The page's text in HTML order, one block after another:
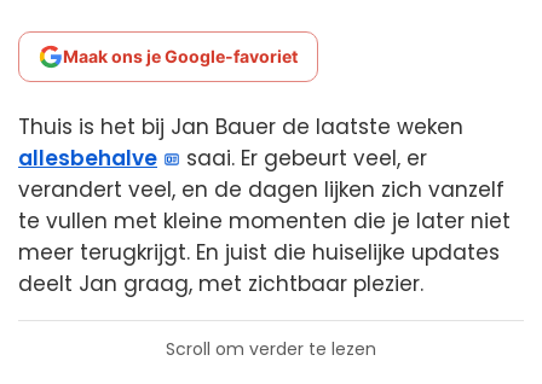
Maak ons je Google-favoriet
Thuis is het bij Jan Bauer de laatste weken
allesbehalve
saai. Er gebeurt veel, er
verandert veel, en de dagen lijken zich vanzelf
te vullen met kleine momenten die je later niet
meer terugkrijgt. En juist die huiselijke updates
deelt Jan graag, met zichtbaar plezier.
Scroll om verder te lezen